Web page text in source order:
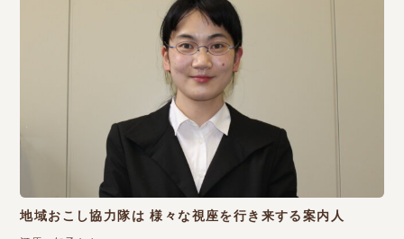
地域おこし協力隊は 様々な視座を行き来する案内人